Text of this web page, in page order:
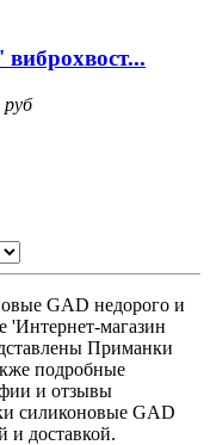
руб
GAD недорого и
'Интернет-магазин
Приманки
подробные
и отзывы
силиконовые GAD
и доставкой.